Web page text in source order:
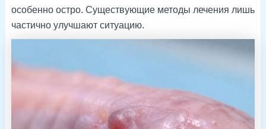
особенно остро. Существующие методы лечения лишь
частично улучшают ситуацию.